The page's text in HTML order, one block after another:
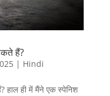
हैं?
| Hindi
ही में मैंने एक स्पेनिश